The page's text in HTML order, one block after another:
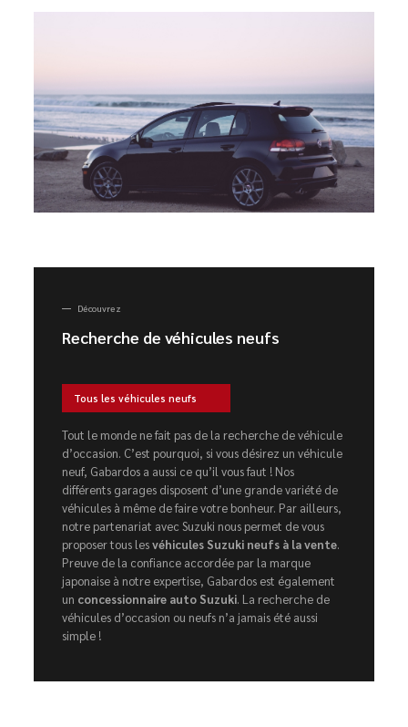
Découvrez
Recherche de véhicules neufs
Tous les véhicules neufs
Tout le monde ne fait pas de la recherche de véhicule
d’occasion. C’est pourquoi, si vous désirez un véhicule
neuf, Gabardos a aussi ce qu’il vous faut ! Nos
différents garages disposent d’une grande variété de
véhicules à même de faire votre bonheur. Par ailleurs,
notre partenariat avec Suzuki nous permet de vous
proposer tous lesvéhicules Suzuki neufs à la vente.
Preuve de la confiance accordée par la marque
japonaise à notre expertise, Gabardos est également
un concessionnaire auto Suzuki. La recherche de
véhicules d’occasion ou neufs n’a jamais été aussi
simple !